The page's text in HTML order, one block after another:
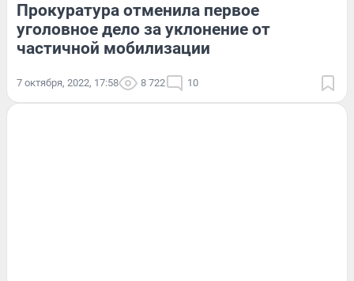
Прокуратура отменила первое
уголовное дело за уклонение от
частичной мобилизации
7 октября, 2022, 17:58 8 722 10